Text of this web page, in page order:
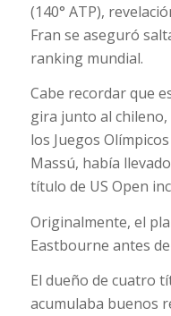
(140° ATP),
Fran se aseguró
ranking mundial.
Cabe recordar que
gira junto al
los Juegos
Massú, había
título de US Open
Originalmente, el
Eastbourne antes
El dueño de cuatro
acumulaba buenos